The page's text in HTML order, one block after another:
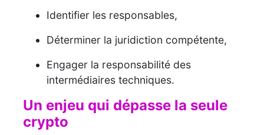
Identifier les responsables,
Déterminer la juridiction compétente,
Engager la responsabilité des
intermédiaires techniques.
Un enjeu qui dépasse la seule
crypto